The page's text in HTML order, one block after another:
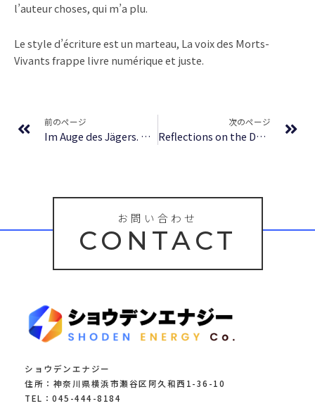
l’auteur choses, qui m’a plu.
Le style d’écriture est un marteau, La voix des Morts-
Vivants frappe livre numérique et juste.
前のページ
Im Auge des Jägers. Der Wehrmachtsscharfschütze Sepp Allerberger – Literatur
次のページ
Reflections on the Dawn of Consciousness: Julian Jaynes’s Bicameral Mind Theory Revisited | PDF
お問い合わせ
CONTACT
ショウデンエナジー
住所：神奈川県横浜市瀬谷区阿久和西1-36-10
TEL：045-444-8184